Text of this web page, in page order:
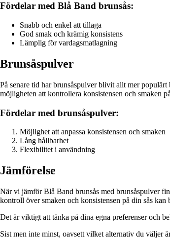
Fördelar med Blå Band brunsås:
Snabb och enkel att tillaga
God smak och krämig konsistens
Lämplig för vardagsmatlagning
Brunsåspulver
På senare tid har brunsåspulver blivit allt mer
möjligheten att kontrollera konsistensen och smaken
Fördelar med brunsåspulver:
Möjlighet att anpassa konsistensen och smaken
Lång hållbarhet
Flexibilitet i användning
Jämförelse
När vi jämför Blå Band brunsås med brunsåspulver
kontroll över smaken och konsistensen på din sås kan
Det är viktigt att tänka på dina egna preferenser och
Sist men inte minst, oavsett vilket alternativ du väljer